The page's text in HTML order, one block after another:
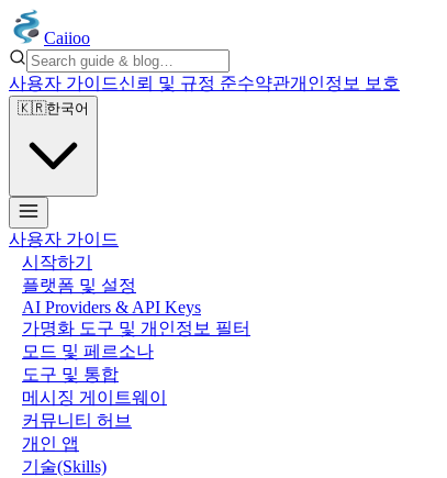
Caiioo
사용자 가이드신뢰 및 규정 준수약관개인정보 보호
🇰🇷한국어
사용자 가이드
시작하기
플랫폼 및 설정
AI Providers & API Keys
가명화 도구 및 개인정보 필터
모드 및 페르소나
도구 및 통합
메시징 게이트웨이
커뮤니티 허브
개인 앱
기술(Skills)